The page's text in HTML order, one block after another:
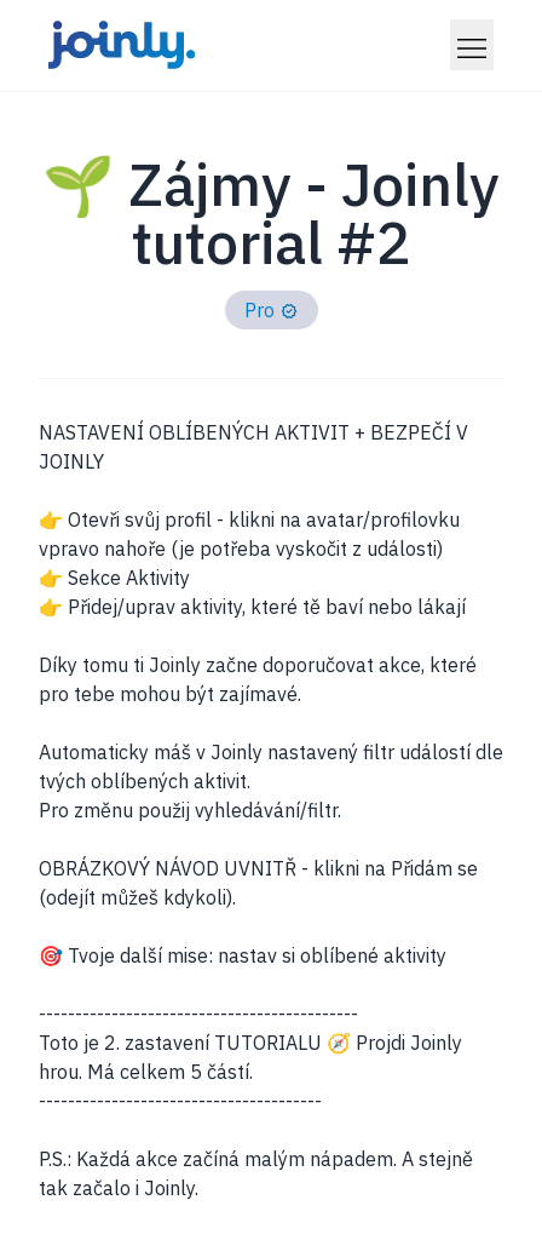
🌱 Zájmy - Joinly
tutorial #2
Pro
NASTAVENÍ OBLÍBENÝCH AKTIVIT + BEZPEČÍ V
JOINLY
👉 Otevři svůj profil - klikni na avatar/profilovku
vpravo nahoře (je potřeba vyskočit z události)
👉 Sekce Aktivity
👉 Přidej/uprav aktivity, které tě baví nebo lákají
Díky tomu ti Joinly začne doporučovat akce, které
pro tebe mohou být zajímavé.
Automaticky máš v Joinly nastavený filtr událostí dle
tvých oblíbených aktivit.
Pro změnu použij vyhledávání/filtr.
OBRÁZKOVÝ NÁVOD UVNITŘ - klikni na Přidám se
(odejít můžeš kdykoli).
🎯 Tvoje další mise: nastav si oblíbené aktivity
--------------------------------------------
Toto je 2. zastavení TUTORIALU 🧭 Projdi Joinly
hrou. Má celkem 5 částí.
---------------------------------------
P.S.: Každá akce začíná malým nápadem. A stejně
tak začalo i Joinly.